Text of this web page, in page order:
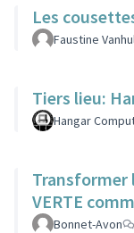
Les
Faustine
Tiers lieu:
Hangar
Transformer
VERTE
Bonnet-Avon